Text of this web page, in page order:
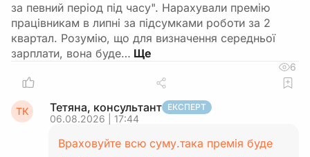
працівника дозволене необмежену кількість
разів за умови дотримання ліміту і вимог
Порядку.
за певний період під часу". Нарахували премію
працівникам в липні за підсумками роботи за 2
квартал. Розумію, що для визначення середньої
зарплати, вона буде…
6
ТК Тетяна, консультант ЕКСПЕРТ
06.08.2026 | 17:44
Враховуйте всю суму.така премія буде